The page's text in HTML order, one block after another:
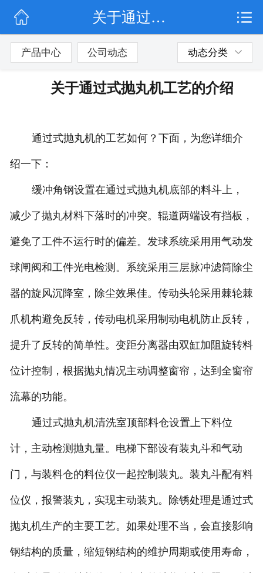
公司简介
联系我们
关于通过式抛丸机工艺的介绍
产品中心 公司动态 动态分类
关于通过式抛丸机工艺的介绍
通过式抛丸机的工艺如何？下面，为您详细介
绍一下：
缓冲角钢设置在通过式抛丸机底部的料斗上，
减少了抛丸材料下落时的冲突。辊道两端设有挡板，
避免了工件不运行时的偏差。发球系统采用用气动发
球闸阀和工件光电检测。系统采用三层脉冲滤筒除尘
器的旋风沉降室，除尘效果佳。传动头轮采用棘轮棘
爪机构避免反转，传动电机采用制动电机防止反转，
提升了反转的简单性。变距分离器由双缸加阻旋转料
位计控制，根据抛丸情况主动调整窗帘，达到全窗帘
流幕的功能。
通过式抛丸机清洗室顶部料仓设置上下料位
计，主动检测抛丸量。电梯下部设有装丸斗和气动
门，与装料仓的料位仪一起控制装丸。装丸斗配有料
位仪，报警装丸，实现主动装丸。除锈处理是通过式
抛丸机生产的主要工艺。如果处理不当，会直接影响
钢结构的质量，缩短钢结构的维护周期或使用寿命，